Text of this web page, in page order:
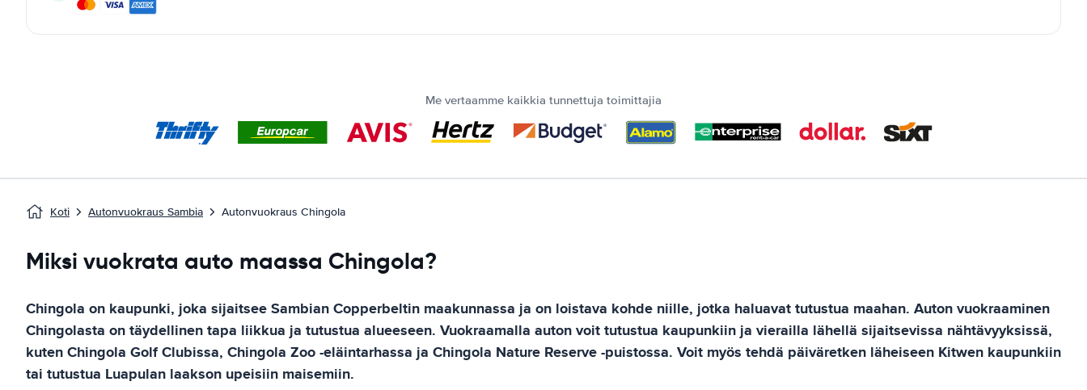
Me vertaamme kaikkia tunnettuja toimittajia
Koti Autonvuokraus Sambia Autonvuokraus Chingola
Miksi vuokrata auto maassa Chingola?
Chingola on kaupunki, joka sijaitsee Sambian Copperbeltin maakunnassa ja on loistava kohde niille, jotka haluavat tutustua maahan. Auton vuokraaminen
Chingolasta on täydellinen tapa liikkua ja tutustua alueeseen. Vuokraamalla auton voit tutustua kaupunkiin ja vierailla lähellä sijaitsevissa nähtävyyksissä,
kuten Chingola Golf Clubissa, Chingola Zoo -eläintarhassa ja Chingola Nature Reserve -puistossa. Voit myös tehdä päiväretken läheiseen Kitwen kaupunkiin
tai tutustua Luapulan laakson upeisiin maisemiin.